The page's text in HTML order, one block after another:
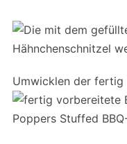
Umwicklen der fertig